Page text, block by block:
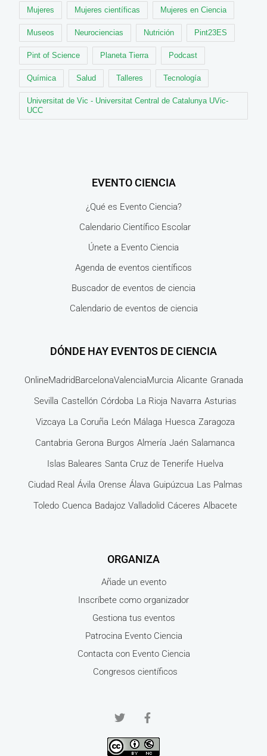
Mujeres Mujeres científicas Mujeres en Ciencia
Museos Neurociencias Nutrición Pint23ES
Pint of Science Planeta Tierra Podcast
Química Salud Talleres Tecnología
Universitat de Vic - Universitat Central de Catalunya UVic-
UCC
EVENTO CIENCIA
¿Qué es Evento Ciencia?
Calendario Científico Escolar
Únete a Evento Ciencia
Agenda de eventos científicos
Buscador de eventos de ciencia
Calendario de eventos de ciencia
DÓNDE HAY EVENTOS DE CIENCIA
OnlineMadridBarcelonaValenciaMurcia Alicante Granada
Sevilla Castellón Córdoba La Rioja Navarra Asturias
Vizcaya La Coruña León Málaga Huesca Zaragoza
Cantabria Gerona Burgos Almería Jaén Salamanca
Islas Baleares Santa Cruz de Tenerife Huelva
Ciudad Real Ávila Orense Álava Guipúzcua Las Palmas
Toledo Cuenca Badajoz Valladolid Cáceres Albacete
ORGANIZA
Añade un evento
Inscríbete como organizador
Gestiona tus eventos
Patrocina Evento Ciencia
Contacta con Evento Ciencia
Congresos científicos